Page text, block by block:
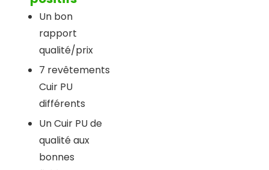
Un bon
rapport
qualité/prix
7 revêtements
Cuir PU
différents
Un Cuir PU de
qualité aux
bonnes